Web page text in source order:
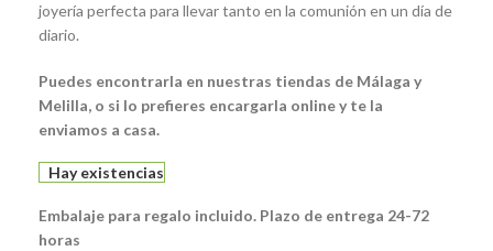
joyería perfecta para llevar tanto en la comunión en un día de
diario.
Puedes encontrarla en nuestras tiendas de Málaga y
Melilla, o si lo prefieres encargarla online y te la
enviamos a casa.
Hay existencias
Embalaje para regalo incluido. Plazo de entrega 24-72
horas